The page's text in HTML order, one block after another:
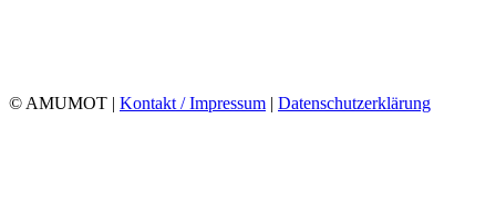
© AMUMOT | Kontakt / Impressum | Datenschutzerklärung